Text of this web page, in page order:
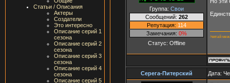
Статьи / Описания
Актеры
Создатели
Это интересно
Описание серий 1
сезона
Описание серий 2
сезона
Описание серий 3
сезона
Описание серий 4
сезона
Описание серий 5
Группа: Свои
Сообщений: 262
Репутация: 114
Замечания: 0%
Статус: Offline
/читай
Серега-Питерский Дата: